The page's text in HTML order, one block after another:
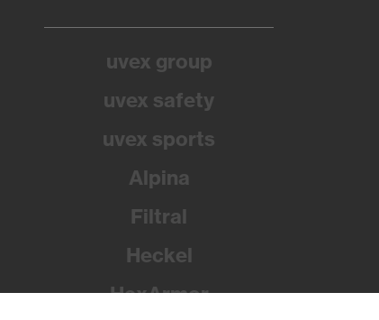
uvex group
uvex safety
uvex sports
Alpina
Filtral
Heckel
HexArmor